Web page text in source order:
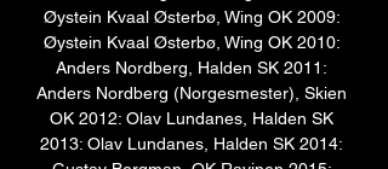
Øystein Kvaal Østerbø, Wing OK 2009:
Øystein Kvaal Østerbø, Wing OK 2010:
Anders Nordberg, Halden SK 2011:
Anders Nordberg (Norgesmester), Skien
OK 2012: Olav Lundanes, Halden SK
2013: Olav Lundanes, Halden SK 2014: